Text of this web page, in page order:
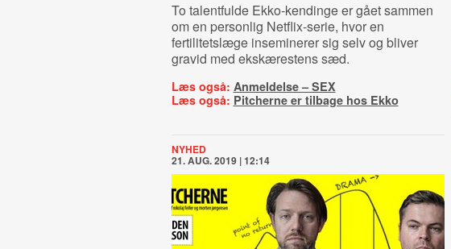
To talentfulde Ekko-kendinge er gået sammen
om en personlig Netflix-serie, hvor en
fertilitetslæge inseminerer sig selv og bliver
gravid med ekskærestens sæd.
Læs også: Anmeldelse – SEX
Læs også: Pitcherne er tilbage hos Ekko
NYHED
21. AUG. 2019 | 12:14